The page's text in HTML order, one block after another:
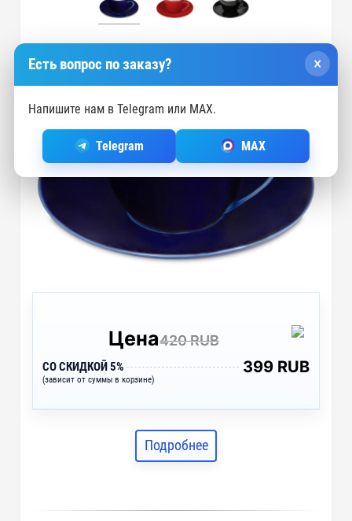
Цена420 RUB
СО СКИДКОЙ 5%
(зависит от суммы в корзине)
399 RUB
Подробнее
Есть вопрос по заказу? ×
Напишите нам в Telegram или MAX.
Telegram MAX